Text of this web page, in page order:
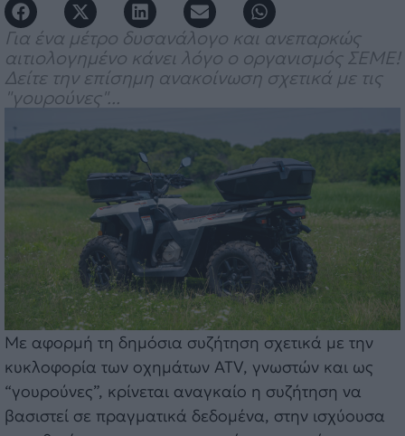
Για ένα μέτρο δυσανάλογο και ανεπαρκώς
αιτιολογημένο κάνει λόγο ο οργανισμός ΣΕΜΕ!
Δείτε την επίσημη ανακοίνωση σχετικά με τις
"γουρούνες"...
Με αφορμή τη δημόσια συζήτηση σχετικά με την
κυκλοφορία των οχημάτων ATV, γνωστών και ως
“γουρούνες”, κρίνεται αναγκαίο η συζήτηση να
βασιστεί σε πραγματικά δεδομένα, στην ισχύουσα